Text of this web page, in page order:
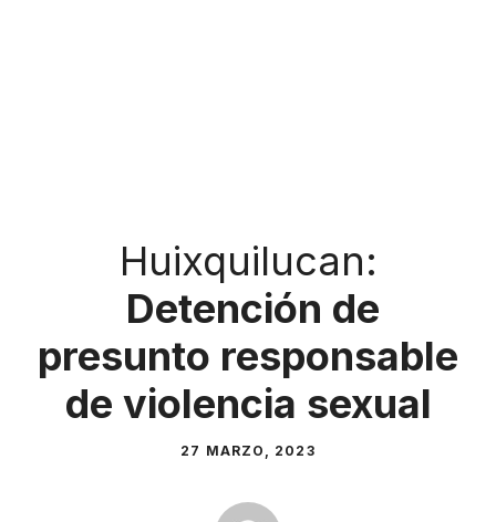
Huixquilucan:
Detención de
presunto responsable
de violencia sexual
27 MARZO, 2023